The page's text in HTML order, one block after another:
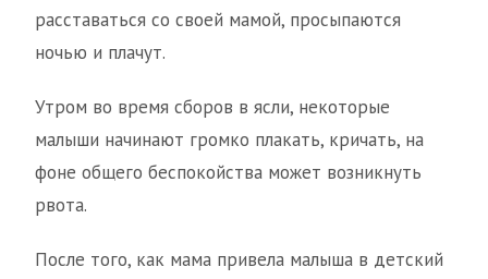
расставаться со своей мамой, просыпаются
ночью и плачут.
Утром во время сборов в ясли, некоторые
малыши начинают громко плакать, кричать, на
фоне общего беспокойства может возникнуть
рвота.
После того, как мама привела малыша в детский